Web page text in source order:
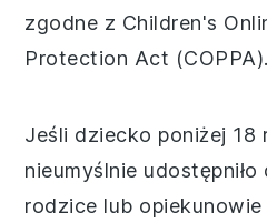
zgodne z Children's
Protection Act (COPPA).
Jeśli dziecko poniżej 18
nieumyślnie
rodzice lub